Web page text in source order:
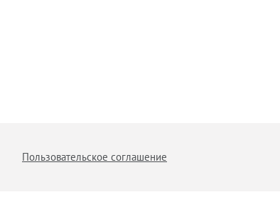
Пользовательское соглашение